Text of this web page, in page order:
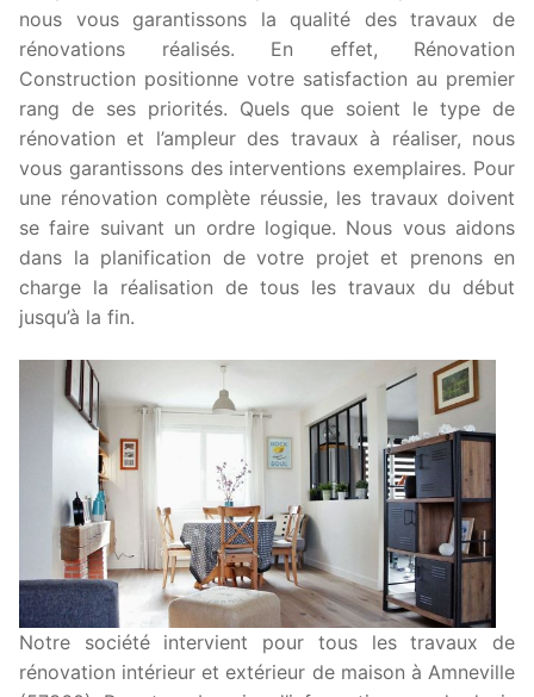
nous vous garantissons la qualité des travaux de
rénovations réalisés. En effet, Rénovation
Construction positionne votre satisfaction au premier
rang de ses priorités. Quels que soient le type de
rénovation et l’ampleur des travaux à réaliser, nous
vous garantissons des interventions exemplaires. Pour
une rénovation complète réussie, les travaux doivent
se faire suivant un ordre logique. Nous vous aidons
dans la planification de votre projet et prenons en
charge la réalisation de tous les travaux du début
jusqu’à la fin.
Notre société intervient pour tous les travaux de
rénovation intérieur et extérieur de maison à Amneville